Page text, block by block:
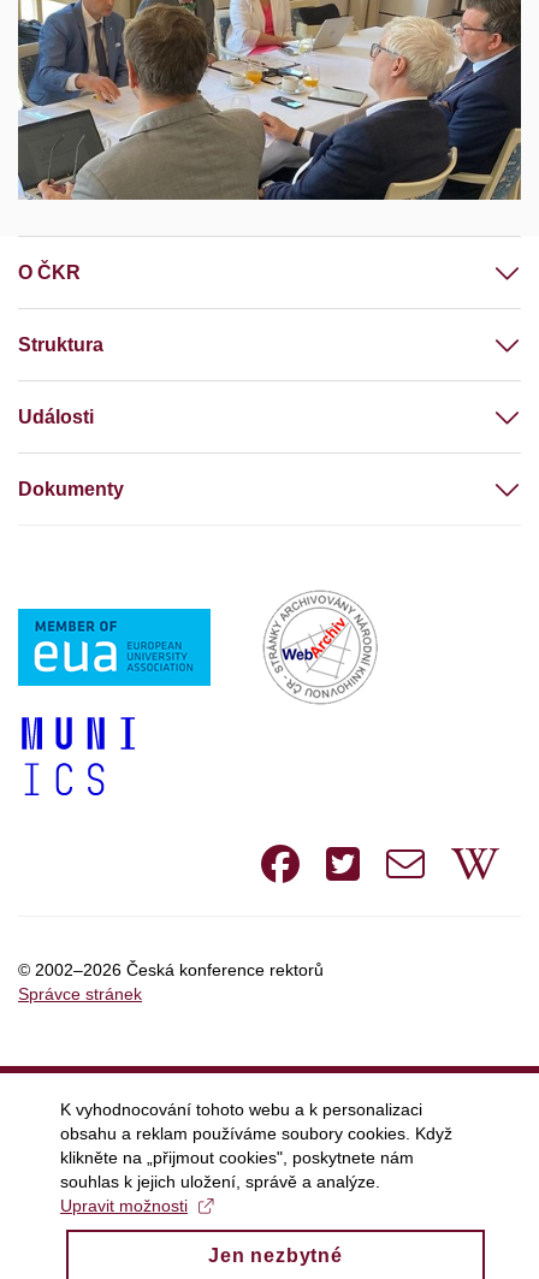
O ČKR
Struktura
Události
Dokumenty
Facebook
e-
© 2002–2026 Česká konference rektorů
Správce stránek
K vyhodnocování tohoto webu a k personalizaci
obsahu a reklam používáme soubory cookies. Když
klikněte na „přijmout cookies", poskytnete nám
souhlas k jejich uložení, správě a analýze.
Upravit možnosti
Jen nezbytné